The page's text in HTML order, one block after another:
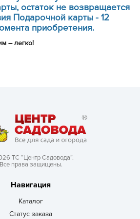
остаток не возвращается
Подарочной карты - 12
приобретения.
– легко!
ТС “Центр Садовода”.
Все права защищены.
Навигация
Каталог
Статус заказа